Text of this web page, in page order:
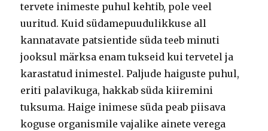
tervete inimeste puhul kehtib, pole veel
uuritud. Kuid südamepuudulikkuse all
kannatavate patsientide süda teeb minuti
jooksul märksa enam tukseid kui tervetel ja
karastatud inimestel. Paljude haiguste puhul,
eriti palavikuga, hakkab süda kiiremini
tuksuma. Haige inimese süda peab piisava
koguse organismile vajalike ainete verega